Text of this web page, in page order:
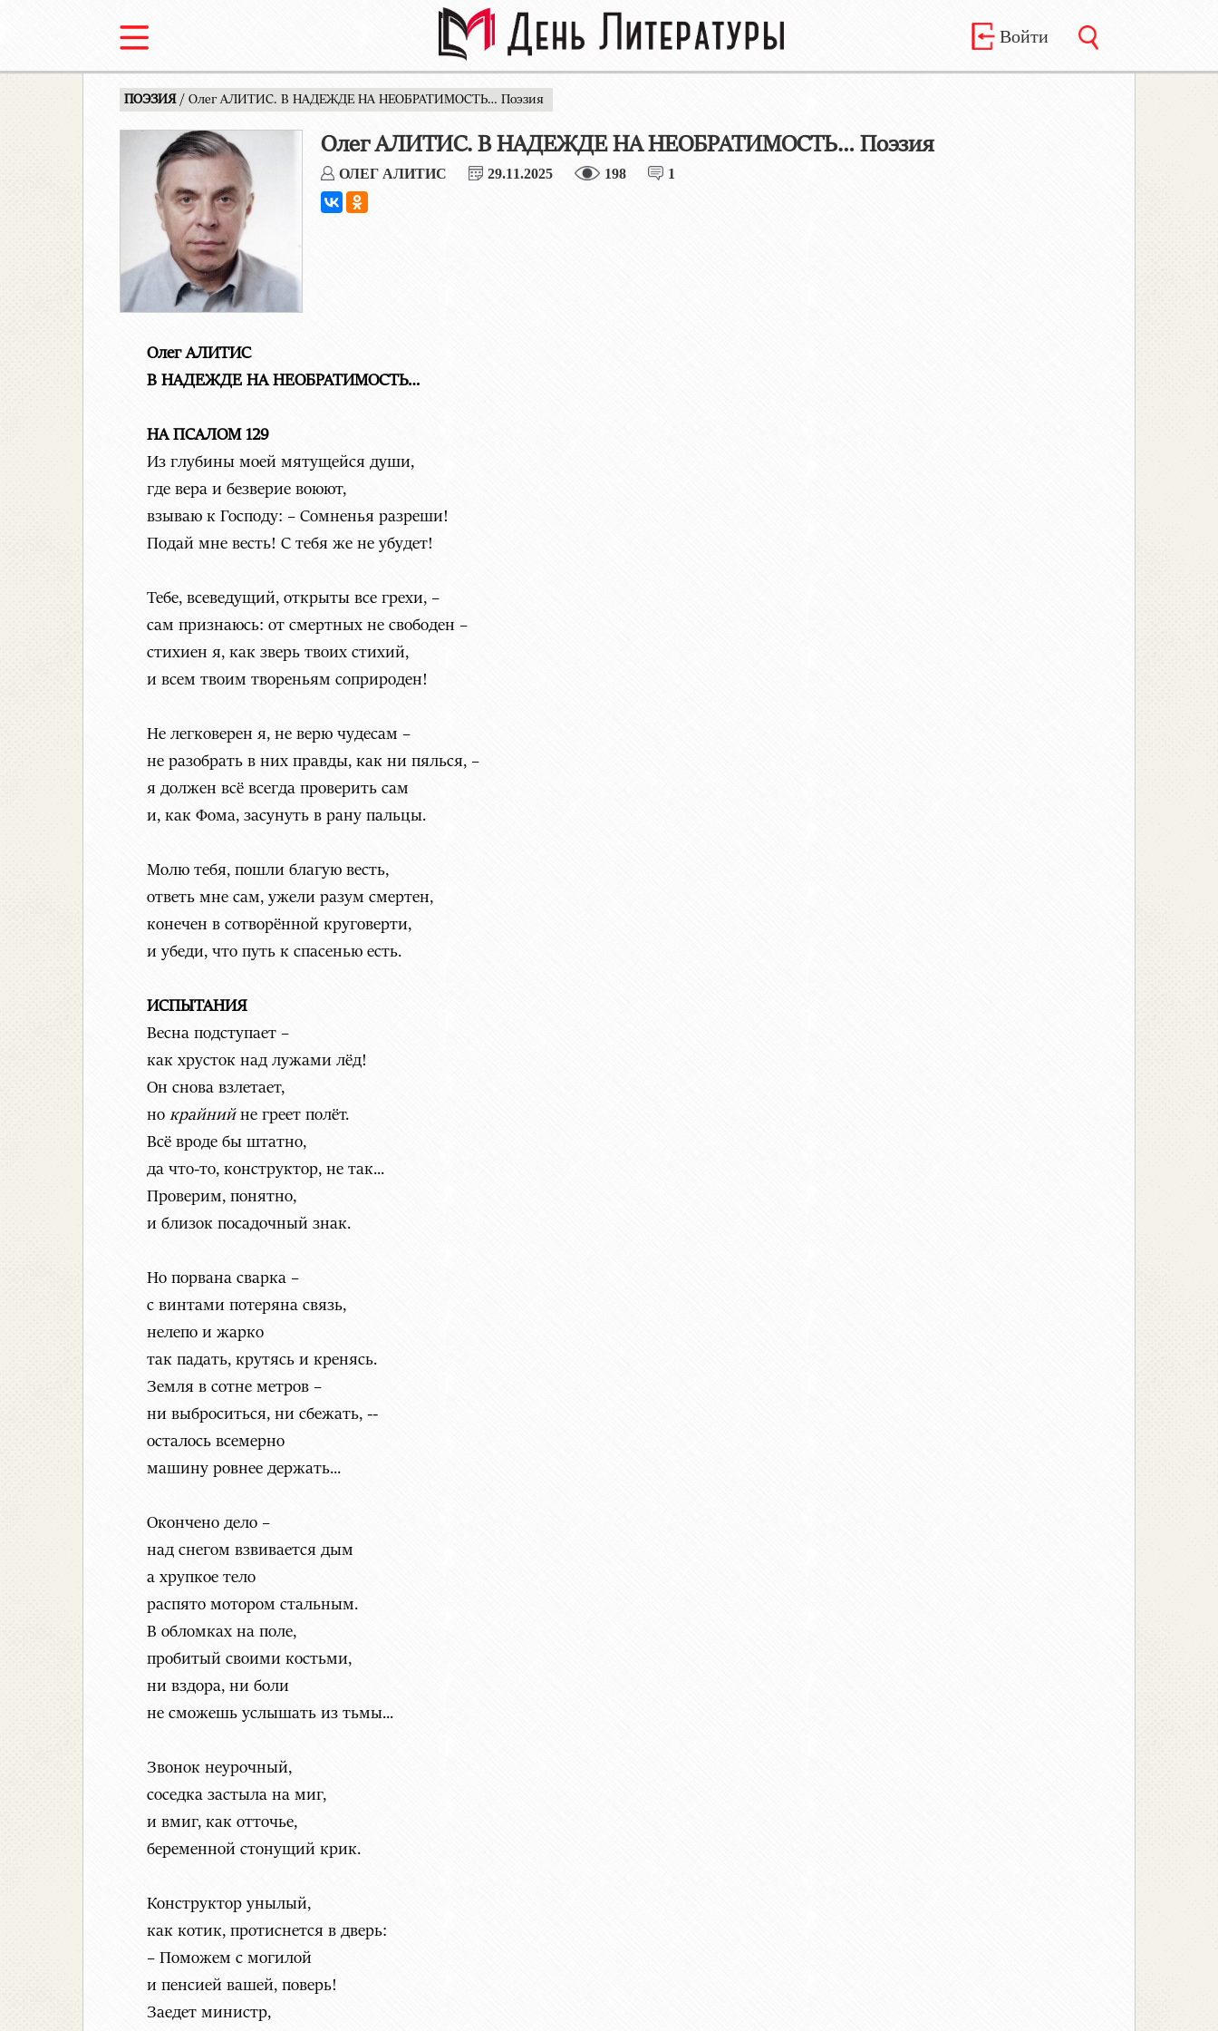
Войти
ПОЭЗИЯ / Олег АЛИТИС. В НАДЕЖДЕ НА НЕОБРАТИМОСТЬ… Поэзия
Олег АЛИТИС. В НАДЕЖДЕ НА НЕОБРАТИМОСТЬ… Поэзия
ОЛЕГ АЛИТИС 29.11.2025 198 1
Олег АЛИТИС
В НАДЕЖДЕ НА НЕОБРАТИМОСТЬ…
НА ПСАЛОМ 129
Из глубины моей мятущейся души,
где вера и безверие воюют,
взываю к Господу: – Сомненья разреши!
Подай мне весть! С тебя же не убудет!
Тебе, всеведущий, открыты все грехи, –
сам признаюсь: от смертных не свободен –
стихиен я, как зверь твоих стихий,
и всем твоим твореньям соприроден!
Не легковерен я, не верю чудесам –
не разобрать в них правды, как ни пялься, –
я должен всё всегда проверить сам
и, как Фома, засунуть в рану пальцы.
Молю тебя, пошли благую весть,
ответь мне сам, ужели разум смертен,
конечен в сотворённой круговерти,
и убеди, что путь к спасенью есть.
ИСПЫТАНИЯ
Весна подступает –
как хрусток над лужами лёд!
Он снова взлетает,
но крайнийне греет полёт.
Всё вроде бы штатно,
да что-то, конструктор, не так...
Проверим, понятно,
и близок посадочный знак.
Но порвана сварка –
с винтами потеряна связь,
нелепо и жарко
так падать, крутясь и кренясь.
Земля в сотне метров –
ни выброситься, ни сбежать, --
осталось всемерно
машину ровнее держать...
Окончено дело –
над снегом взвивается дым
а хрупкое тело
распято мотором стальным.
В обломках на поле,
пробитый своими костьми,
ни вздора, ни боли
не сможешь услышать из тьмы...
Звонок неурочный,
соседка застыла на миг,
и вмиг, как отточье,
беременной стонущий крик.
Конструктор унылый,
как котик, протиснется в дверь:
– Поможем с могилой
и пенсией вашей, поверь!
Заедет министр,